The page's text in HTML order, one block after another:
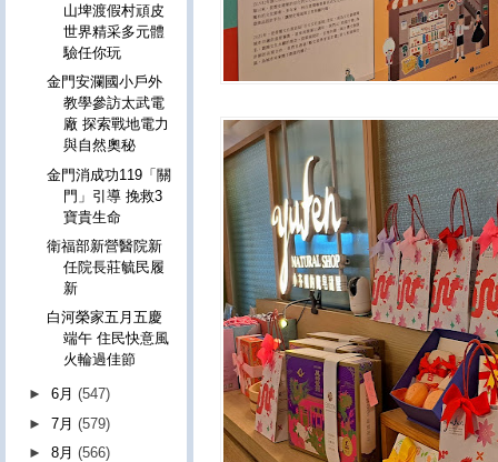
山埤渡假村頑皮
世界精采多元體
驗任你玩
金門安瀾國小戶外
教學參訪太武電
廠 探索戰地電力
與自然奧秘
金門消成功119「關
門」引導 挽救3
寶貴生命
衛福部新營醫院新
任院長莊毓民履
新
白河榮家五月五慶
端午 住民快意風
火輪過佳節
►6月(547)
►7月(579)
►8月(566)